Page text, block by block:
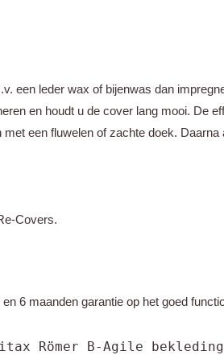
een leder wax of bijenwas dan
en houdt u de cover lang mooi. De
een fluwelen of zachte doek.
Covers.
6 maanden garantie op het goed
Römer B-Agile